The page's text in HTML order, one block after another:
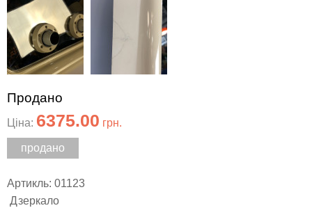
Продано
Ціна: 6375.00 грн.
продано
Артикль: 01123
Дзеркало